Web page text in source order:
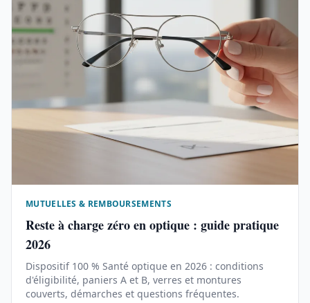
MUTUELLES & REMBOURSEMENTS
Reste à charge zéro en optique : guide pratique
2026
Dispositif 100 % Santé optique en 2026 : conditions
d'éligibilité, paniers A et B, verres et montures
couverts, démarches et questions fréquentes.